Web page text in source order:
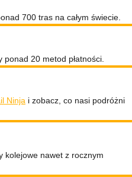
700 tras na całym świecie.
20 metod płatności.
Ninja i zobacz, co nasi podróżni
kolejowe nawet z rocznym